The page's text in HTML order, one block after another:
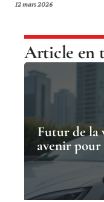
12 mars 2026
Article en
Futur de la
avenir pour